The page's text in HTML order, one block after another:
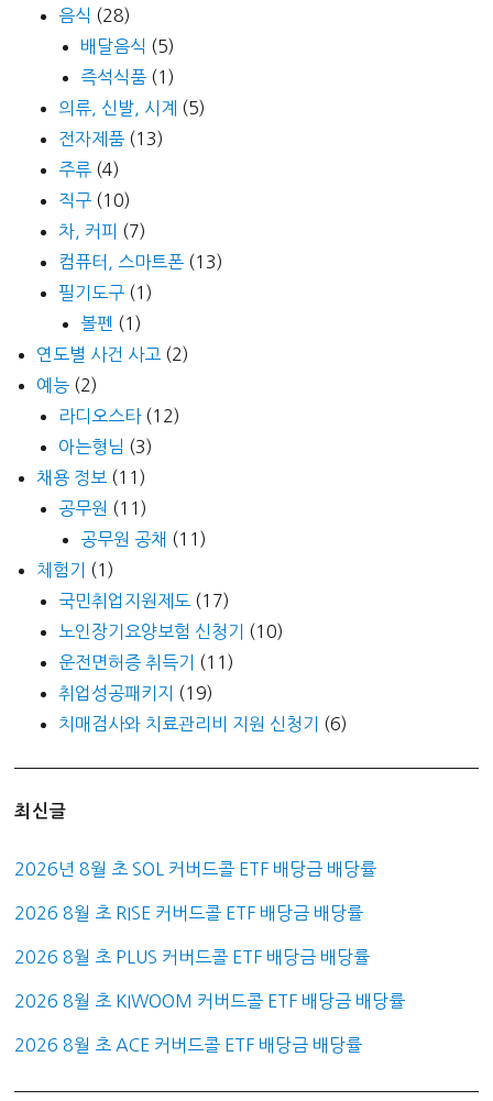
음식 (28)
배달음식 (5)
즉석식품 (1)
의류, 신발, 시계
(5)
전자제품 (13)
주류 (4)
직구 (10)
차, 커피 (7)
컴퓨터, 스마트폰 (13)
필기도구 (1)
볼펜 (1)
연도별 사건 사고 (2)
예능 (2)
라디오스타(12)
아는형님 (3)
채용 정보 (11)
공무원 (11)
공무원 공채 (11)
체험기
(1)
국민취업지원제도 (17)
노인장기요양보험 신청기
(10)
운전면허증 취득기
(11)
취업성공패키지
(19)
치매검사와 치료관리비 지원 신청기
(6)
최신글
2026년 8월 초 SOL 커버드콜 ETF 배당금 배당률
2026 8월 초 RISE 커버드콜 ETF 배당금 배당률
2026 8월 초 PLUS 커버드콜 ETF 배당금 배당률
2026 8월 초 KIWOOM 커버드콜 ETF 배당금 배당률
2026 8월 초 ACE 커버드콜 ETF 배당금 배당률